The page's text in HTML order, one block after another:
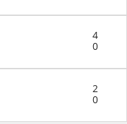
4
0
2
0